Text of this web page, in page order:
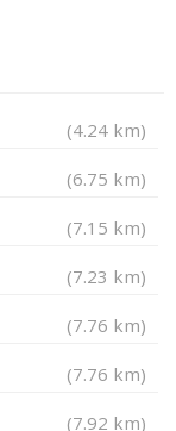
(4.24 km)
(6.75 km)
(7.15 km)
(7.23 km)
(7.76 km)
(7.76 km)
(7.92 km)